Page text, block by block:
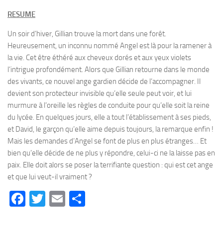
RESUME
Un soir d’hiver, Gillian trouve la mort dans une forêt.
Heureusement, un inconnu nommé Angel est là pour la ramener à
la vie. Cet être éthéré aux cheveux dorés et aux yeux violets
l’intrigue profondément. Alors que Gillian retourne dans le monde
des vivants, ce nouvel ange gardien décide de l’accompagner. Il
devient son protecteur invisible qu’elle seule peut voir, et lui
murmure à l’oreille les règles de conduite pour qu’elle soit la reine
du lycée. En quelques jours, elle a tout l’établissement à ses pieds,
et David, le garçon qu’elle aime depuis toujours, la remarque enfin !
Mais les demandes d’Angel se font de plus en plus étranges… Et
bien qu’elle décide de ne plus y répondre, celui-ci ne la laisse pas en
paix. Elle doit alors se poser la terrifiante question : qui est cet ange
et que lui veut-il vraiment ?
Facebook
Twitter
Email